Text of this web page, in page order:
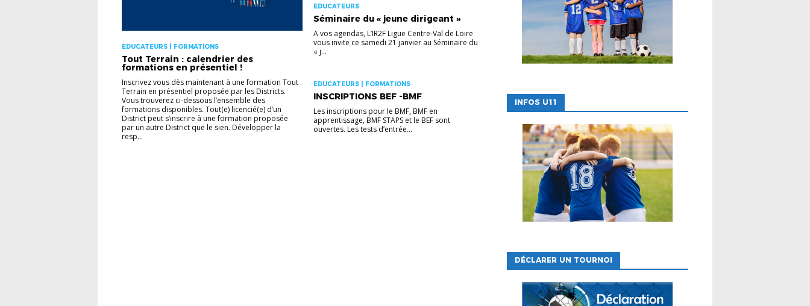
EDUCATEURS | FORMATIONS
Tout Terrain : calendrier des
formations en présentiel !
Inscrivez vous dès maintenant à une formation Tout
Terrain en présentiel proposée par les Districts.
Vous trouverez ci-dessous l’ensemble des
formations disponibles. Tout(e) licencié(e) d’un
District peut s’inscrire à une formation proposée
par un autre District que le sien. Développer la
resp...
EDUCATEURS
Séminaire du « jeune dirigeant »
A vos agendas, L’IR2F Ligue Centre-Val de Loire
vous invite ce samedi 21 janvier au Séminaire du
« j...
EDUCATEURS | FORMATIONS
INSCRIPTIONS BEF -BMF
Les inscriptions pour le BMF, BMF en
apprentissage, BMF STAPS et le BEF sont
ouvertes. Les tests d’entrée...
INFOS U11
DÉCLARER UN TOURNOI